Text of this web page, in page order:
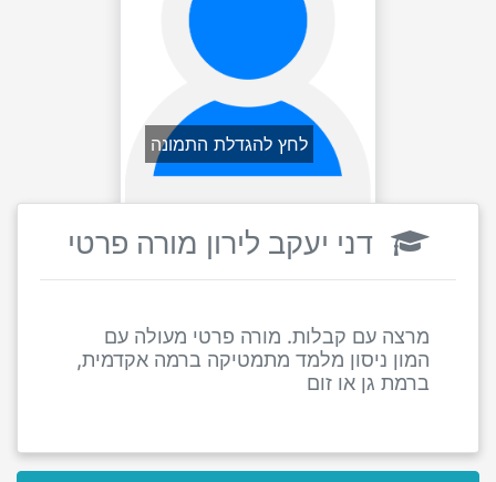
לחץ להגדלת התמונה
דני יעקב לירון מורה פרטי
מרצה עם קבלות. מורה פרטי מעולה עם
המון ניסון מלמד מתמטיקה ברמה אקדמית,
ברמת גן או זום